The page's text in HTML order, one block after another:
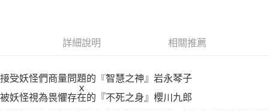
４．使用「AFTEE先享後付」時，將依據個別帳號之用戶狀況，依本公司即
５．嚴禁一人註冊多個帳號或使用他人資訊註冊。若發現惡意使用之情形，
恩沛科技股份有限公司將有權停止該用戶之使用額度並採取法律行動。
詳細說明 相關推薦
接受妖怪們商量問題的『智慧之神』岩永琴子
ｘ
被妖怪視為畏懼存在的『不死之身』櫻川九郎